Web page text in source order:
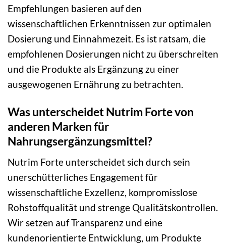
Empfehlungen basieren auf den
wissenschaftlichen Erkenntnissen zur optimalen
Dosierung und Einnahmezeit. Es ist ratsam, die
empfohlenen Dosierungen nicht zu überschreiten
und die Produkte als Ergänzung zu einer
ausgewogenen Ernährung zu betrachten.
Was unterscheidet Nutrim Forte von
anderen Marken für
Nahrungsergänzungsmittel?
Nutrim Forte unterscheidet sich durch sein
unerschütterliches Engagement für
wissenschaftliche Exzellenz, kompromisslose
Rohstoffqualität und strenge Qualitätskontrollen.
Wir setzen auf Transparenz und eine
kundenorientierte Entwicklung, um Produkte